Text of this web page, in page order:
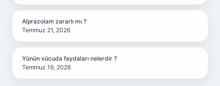
Alprazolam zararlı mı ?
Temmuz 21, 2026
Yünün vücuda faydaları nelerdir ?
Temmuz 19, 2026